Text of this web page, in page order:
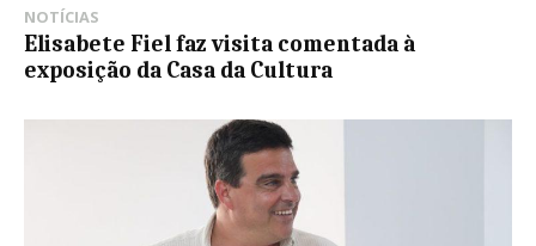
NOTÍCIAS
Elisabete Fiel faz visita comentada à
exposição da Casa da Cultura